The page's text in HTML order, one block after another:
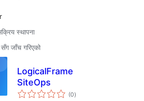
स्थापना
जाँच गरिएको
LogicalFrame
SiteOps
(0कुल
रेटिङ्गहरू
)